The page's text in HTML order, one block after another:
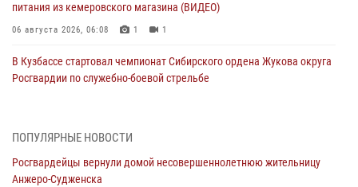
питания из кемеровского магазина (ВИДЕО)
06 августа 2026, 06:08 1 1
В Кузбассе стартовал чемпионат Сибирского ордена Жукова округа
Росгвардии по служебно-боевой стрельбе
Росгвардейцы задержали в Кемерове дебошира, устроившего
05 августа 2026, 09:30
ПОПУЛЯРНЫЕ НОВОСТИ
Росгвардейцы вернули домой несовершеннолетнюю жительницу
Анжеро-Судженска